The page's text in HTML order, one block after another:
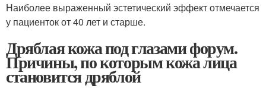
Наиболее выраженный эстетический эффект отмечается
у пациенток от 40 лет и старше.
Дряблая кожа под глазами форум.
Причины, по которым кожа лица
становится дряблой